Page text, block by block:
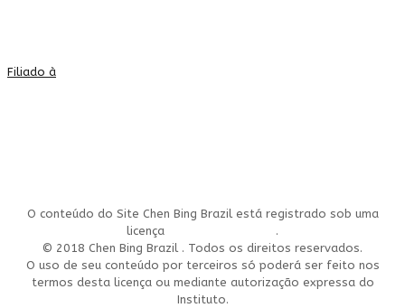
Filiado à
O conteúdo do Site Chen Bing Brazil está registrado sob uma
licença
.
© 2018 Chen Bing Brazil . Todos os direitos reservados.
O uso de seu conteúdo por terceiros só poderá ser feito nos
termos desta licença ou mediante autorização expressa do
Instituto.